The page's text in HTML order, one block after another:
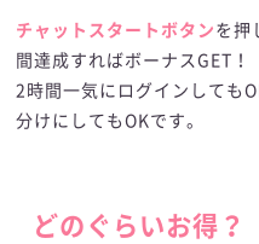
チャットスタートボタン を押
間達成すればボーナスGET！
2時間一気にログインしても
分けにしてもOKです。
どのぐらいお得？